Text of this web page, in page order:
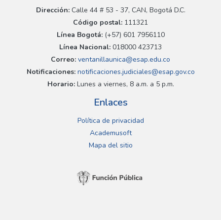
Dirección:Calle 44 # 53 - 37, CAN, Bogotá D.C.
Código postal: 111321
Línea Bogotá:(+57) 601 7956110
Línea Nacional: 018000 423713
Correo: ventanillaunica@esap.edu.co
Notificaciones:notificaciones.judiciales@esap.gov.co
Horario:Lunes a viernes, 8 a.m. a 5 p.m.
Enlaces
Política de privacidad
Academusoft
Mapa del sitio